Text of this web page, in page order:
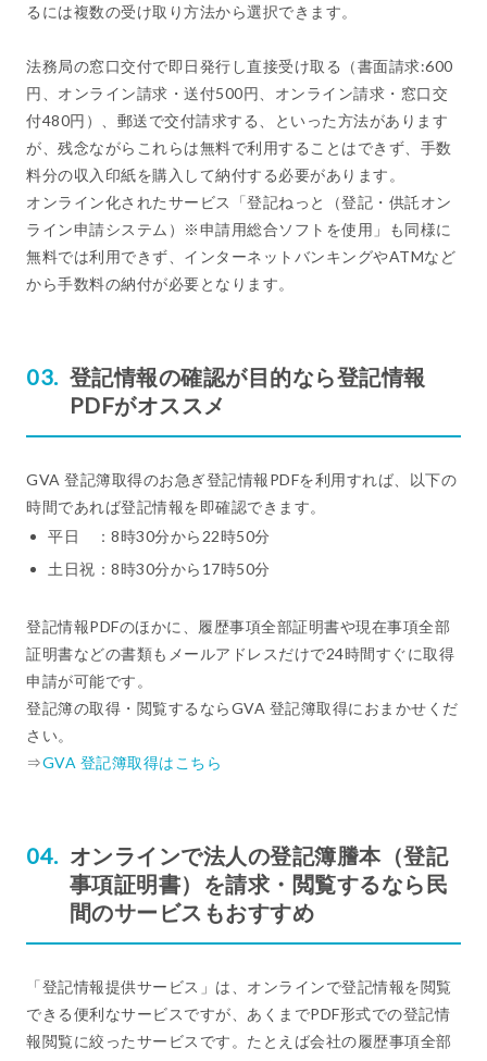
るには複数の受け取り方法から選択できます。
法務局の窓口交付で即日発行し直接受け取る（書面請求:600
円、オンライン請求・送付500円、オンライン請求・窓口交
付480円）、郵送で交付請求する、といった方法があります
が、残念ながらこれらは無料で利用することはできず、手数
料分の収入印紙を購入して納付する必要があります。
オンライン化されたサービス「登記ねっと（登記・供託オン
ライン申請システム）※申請用総合ソフトを使用」も同様に
無料では利用できず、インターネットバンキングやATMなど
から手数料の納付が必要となります。
登記情報の確認が目的なら登記情報
PDFがオススメ
GVA 登記簿取得のお急ぎ登記情報PDFを利用すれば、以下の
時間であれば登記情報を即確認できます。
平日 ：8時30分から22時50分
土日祝：8時30分から17時50分
登記情報PDFのほかに、履歴事項全部証明書や現在事項全部
証明書などの書類もメールアドレスだけで24時間すぐに取得
申請が可能です。
登記簿の取得・閲覧するならGVA 登記簿取得におまかせくだ
さい。
⇒GVA 登記簿取得はこちら
オンラインで法人の登記簿謄本（登記
事項証明書）を請求・閲覧するなら民
間のサービスもおすすめ
「登記情報提供サービス」は、オンラインで登記情報を閲覧
できる便利なサービスですが、あくまでPDF形式での登記情
報閲覧に絞ったサービスです。たとえば会社の履歴事項全部